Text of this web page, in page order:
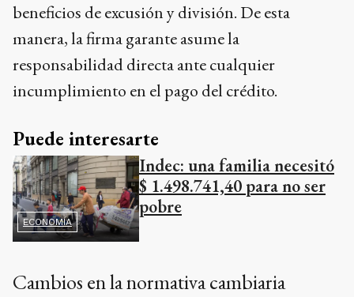
beneficios de excusión y división. De esta
manera, la firma garante asume la
responsabilidad directa ante cualquier
incumplimiento en el pago del crédito.
Puede interesarte
ECONOMÍA
Indec: una familia necesitó
$ 1.498.741,40 para no ser
pobre
Cambios en la normativa cambiaria